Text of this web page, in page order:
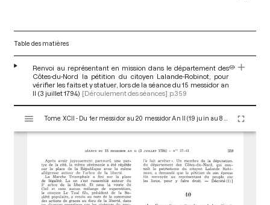
Table des matières
Renvoi au représentant en mission dans le département des
Côtes-du-Nord la pétition du citoyen Lalande-Robinot, pour
vérifier les faits et y statuer, lors de la séance du 15 messidor an
II (3 juillet 1794) [Déroulement des séances] p.359
s